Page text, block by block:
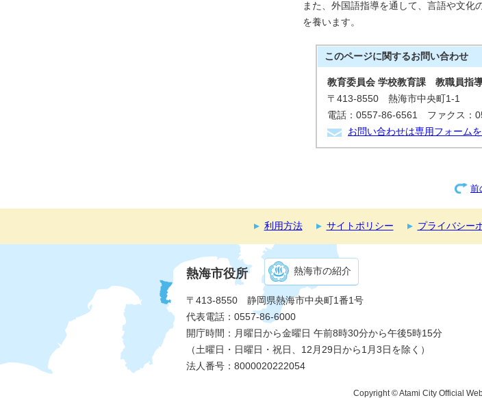
また、外国語指導を通して、言語や文化
を養います。
このページに関するお問い合わせ
教育委員会 学校教育課 教職員指
〒413-8550 熱海市中央町1-1
電話：0557-86-6561 ファクス：
お問い合わせは専用フォーム
前
利用方法 サイトポリシー プライバシー
熱海市役所 熱海市の紹介
〒413-8550 静岡県熱海市中央町1番1号
代表電話：0557-86-6000
開庁時間：月曜日から金曜日 午前8時30分から午後5時15分
（土曜日・日曜日・祝日、12月29日から1月3日を除く）
法人番号：8000020222054
Copyright © Atami City Official